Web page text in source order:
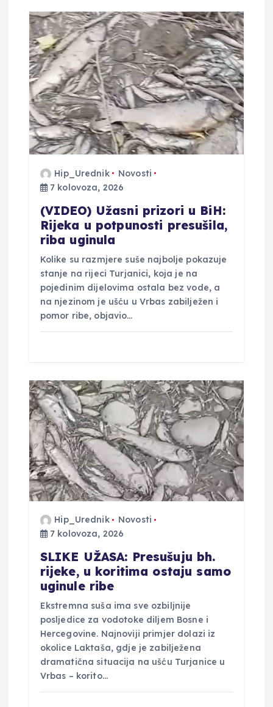
a
o
b
Hip_Urednik
Novosti
7 kolovoza, 2026
(VIDEO) Užasni prizori u BiH:
Rijeka u potpunosti presušila,
riba uginula
Kolike su razmjere suše najbolje pokazuje
stanje na rijeci Turjanici, koja je na
pojedinim dijelovima ostala bez vode, a
na njezinom je ušću u Vrbas zabilježen i
pomor ribe, objavio…
Hip_Urednik
Novosti
7 kolovoza, 2026
SLIKE UŽASA: Presušuju bh.
rijeke, u koritima ostaju samo
uginule ribe
Ekstremna suša ima sve ozbiljnije
posljedice za vodotoke diljem Bosne i
Hercegovine. Najnoviji primjer dolazi iz
okolice Laktaša, gdje je zabilježena
dramatična situacija na ušću Turjanice u
Vrbas – korito…